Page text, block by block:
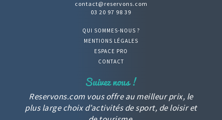
contact@reservons.com
03 20 97 98 39
QUI SOMMES-NOUS ?
MENTIONS LÉGALES
ESPACE PRO
CONTACT
Reservons.com vous offre au meilleur prix, le
plus large choix d’activités de sport, de loisir et